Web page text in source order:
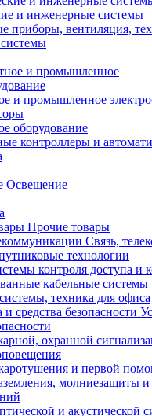
и инженерные системы
приборы, вентиляция,
и промышленное
оборудование
контроллеры и
Освещение
Прочие товары
Связь,
технологии
контроля доступа и
кабельные системы
техника для офиса
охранной
и первой
молниезащиты
и акустической